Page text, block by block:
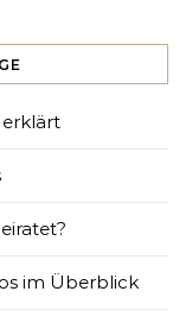
erklärt
im Überblick